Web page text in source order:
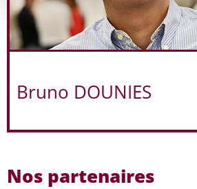
Bruno DOUNIES
Nos partenaires